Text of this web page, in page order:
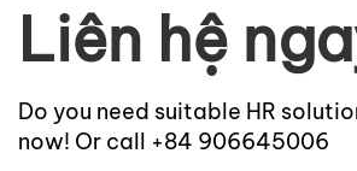
Liên hệ
Do you need suitable HR
now! Or call +84 906645006